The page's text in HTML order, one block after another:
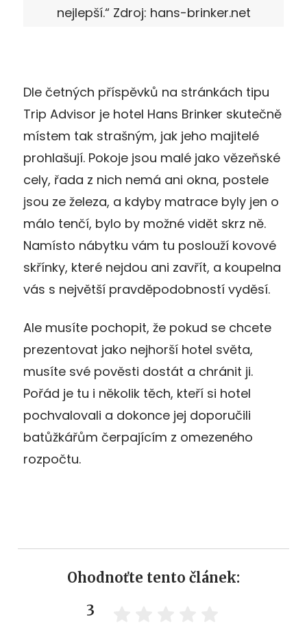
nejlepší.“ Zdroj: hans-brinker.net
Dle četných příspěvků na stránkách tipu
Trip Advisor je hotel Hans Brinker skutečně
místem tak strašným, jak jeho majitelé
prohlašují. Pokoje jsou malé jako vězeňské
cely, řada z nich nemá ani okna, postele
jsou ze železa, a kdyby matrace byly jen o
málo tenčí, bylo by možné vidět skrz ně.
Namísto nábytku vám tu poslouží kovové
skřínky, které nejdou ani zavřít, a koupelna
vás s největší pravděpodobností vyděsí.
Ale musíte pochopit, že pokud se chcete
prezentovat jako nejhorší hotel světa,
musíte své pověsti dostát a chránit ji.
Pořád je tu i několik těch, kteří si hotel
pochvalovali a dokonce jej doporučili
batůžkářům čerpajícím z omezeného
rozpočtu.
Ohodnoťte tento článek:
3